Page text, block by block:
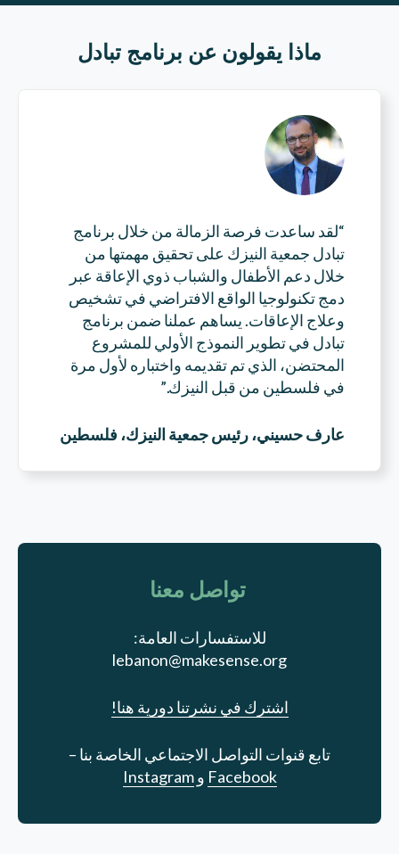
ماذا يقولون عن برنامج تبادل
“لقد ساعدت فرصة الزمالة من خلال برنامج
تبادل جمعية النيزك على تحقيق مهمتها من
خلال دعم الأطفال والشباب ذوي الإعاقة عبر
دمج تكنولوجيا الواقع الافتراضي في تشخيص
وعلاج الإعاقات. يساهم عملنا ضمن برنامج
تبادل فيتطوير النموذج الأولي للمشروع
المحتضن، الذي تم تقديمه واختباره لأول مرة
في فلسطين من قبل النيزك.”
عارف حسيني، رئيس جمعية النيزك، فلسطين
تواصل معنا
للاستفسارات العامة:
lebanon@makesense.org
اشترك في نشرتنا دورية هنا!
تابع قنوات التواصل الاجتماعي الخاصة بنا –
Facebook وInstagram